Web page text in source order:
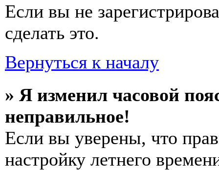
Если вы не
сделать это.
Вернуться к началу
» Я изменил часовой
неправильное!
Если вы уверены, что
настройку летнего